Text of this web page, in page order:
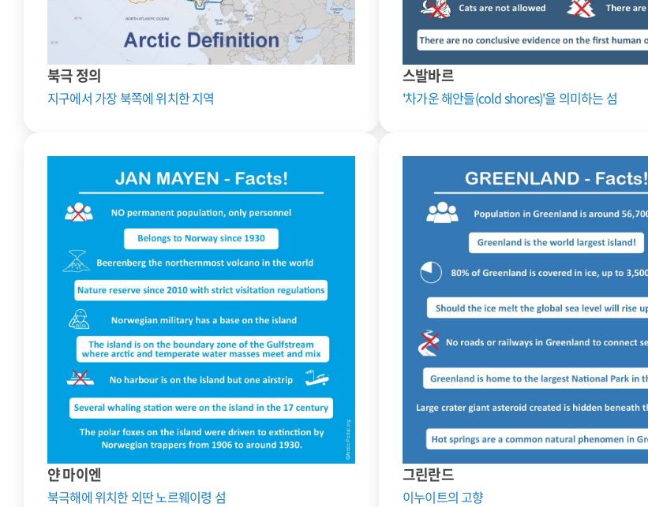
북극 정의
지구에서 가장 북쪽에 위치한 지역
스발바르
'차가운 해안들(cold shores)'을 의미하는 섬
얀 마이엔
북극해에 위치한 외딴 노르웨이령 섬
그린란드
이누이트의 고향